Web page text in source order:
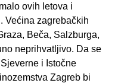
ovih letova i
Većina zagrebačkih
Beča, Salzburga,
neprihvatljivo. Da se
i Istočne
Zagreb bi